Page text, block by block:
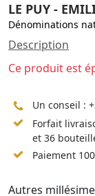
LE PUY -
Dénominations
Description
Ce produit est
Un conseil :
Forfait
et 36
Paiement
Autres